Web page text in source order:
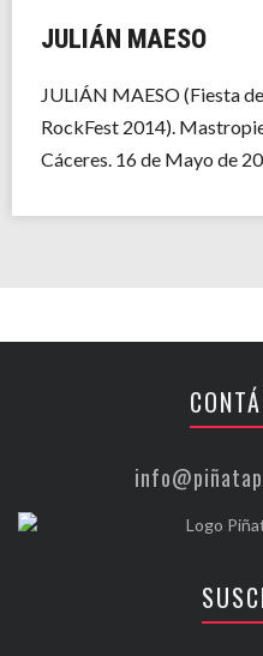
JULIÁN MAESO
JULIÁN MAESO (Fiesta
RockFest 2014).
Cáceres. 16 de Mayo de